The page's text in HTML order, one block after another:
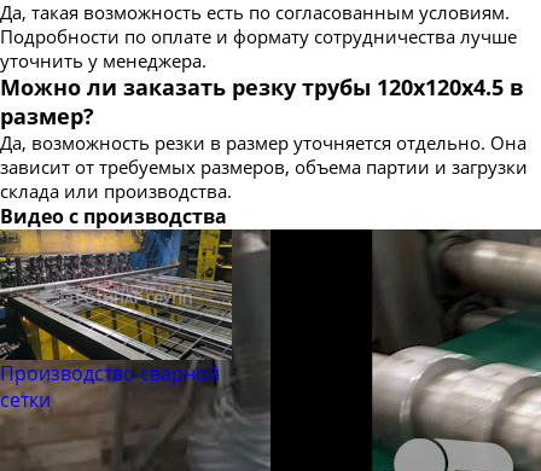
Да, такая возможность есть по согласованным условиям.
Подробности по оплате и формату сотрудничества лучше
уточнить у менеджера.
Можно ли заказать резку трубы 120х120х4.5 в
размер?
Да, возможность резки в размер уточняется отдельно. Она
зависит от требуемых размеров, объема партии и загрузки
склада или производства.
Видео с производства
Производство сварной
сетки